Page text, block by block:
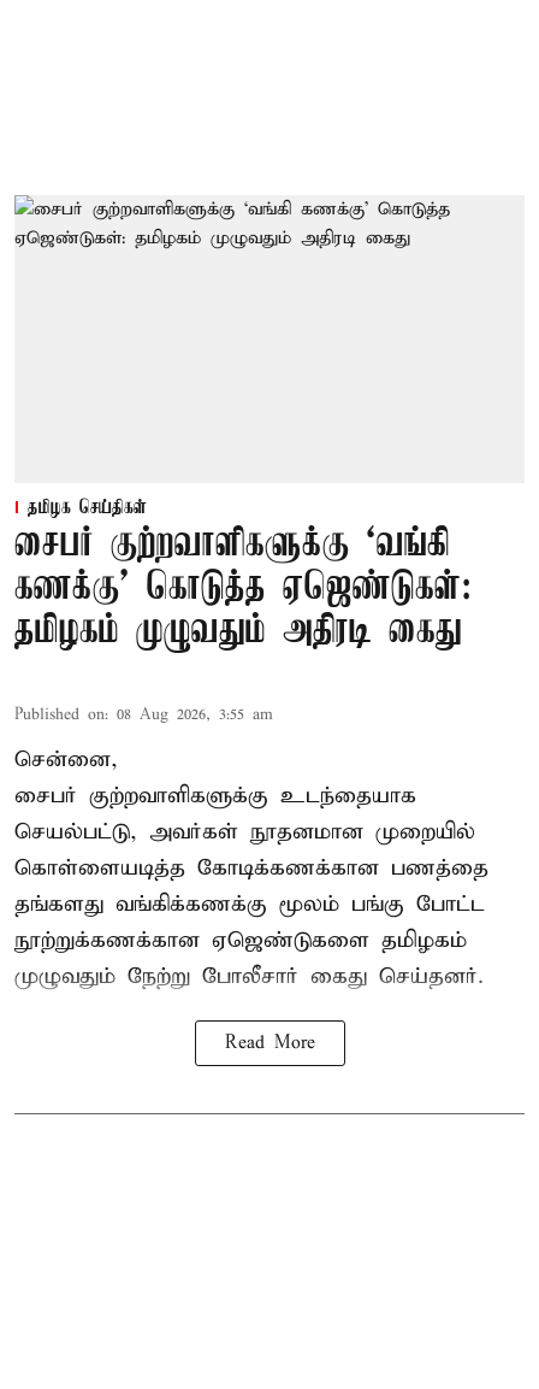
தமிழக செய்திகள்
சைபர் குற்றவாளிகளுக்கு ‘வங்கி
கணக்கு’ கொடுத்த ஏஜெண்டுகள்:
தமிழகம் முழுவதும் அதிரடி கைது
Published on: 08 Aug 2026, 3:55 am
சென்னை,
சைபர் குற்றவாளிகளுக்கு உடந்தையாக
செயல்பட்டு, அவர்கள் நூதனமான முறையில்
கொள்ளையடித்த கோடிக்கணக்கான பணத்தை
தங்களது வங்கிக்கணக்கு மூலம் பங்கு போட்ட
நூற்றுக்கணக்கான ஏஜெண்டுகளை தமிழகம்
முழுவதும் நேற்று போலீசார் கைது செய்தனர்.
Read More